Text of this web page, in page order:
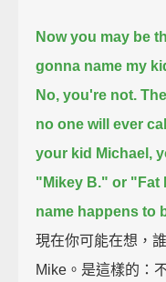
Now you may be
gonna name my
No, you're not.
no one will ever
your kid Michael,
"Mikey B." or "Fat
name happens to
現在你可能在想，
Mike。是這樣的：